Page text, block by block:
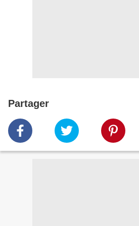
Partager